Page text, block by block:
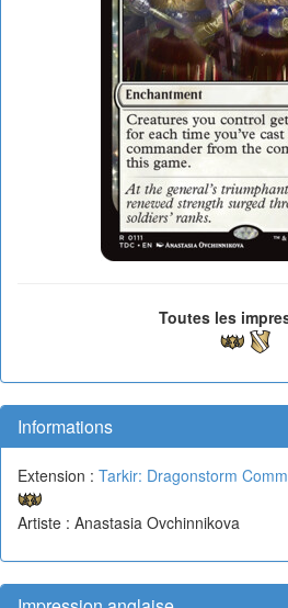
Toutes les
Informations
Extension : Tarkir: Dragonstorm
Artiste : Anastasia Ovchinnikova